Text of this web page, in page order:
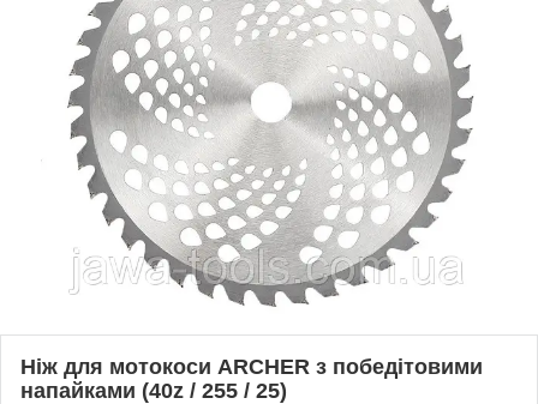
Ніж для мотокоси ARCHER з победітовими
напайками (40z / 255 / 25)